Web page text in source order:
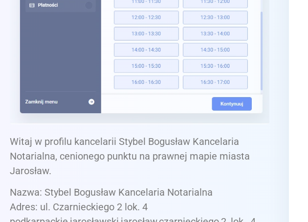
Witaj w profilu kancelarii Stybel Bogusław Kancelaria
Notarialna, cenionego punktu na prawnej mapie miasta
Jarosław.
Nazwa: Stybel Bogusław Kancelaria Notarialna
Adres: ul. Czarnieckiego 2 lok. 4